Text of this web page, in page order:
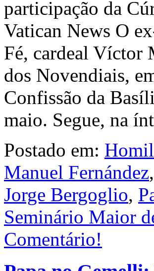
participação da
Vatican News O
Fé, cardeal Víctor
dos Novendiais,
Confissão da
maio. Segue, na
Postado em:
Manuel Fernández,
Jorge Bergoglio,
Seminário Maior
Comentário!